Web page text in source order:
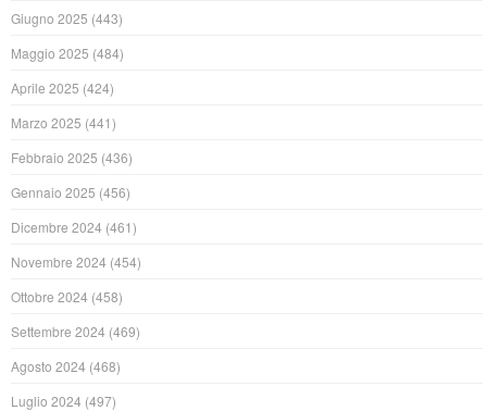
Giugno 2025 (443)
Maggio 2025 (484)
Aprile 2025 (424)
Marzo 2025 (441)
Febbraio 2025 (436)
Gennaio 2025 (456)
Dicembre 2024 (461)
Novembre 2024 (454)
Ottobre 2024 (458)
Settembre 2024 (469)
Agosto 2024 (468)
Luglio 2024 (497)